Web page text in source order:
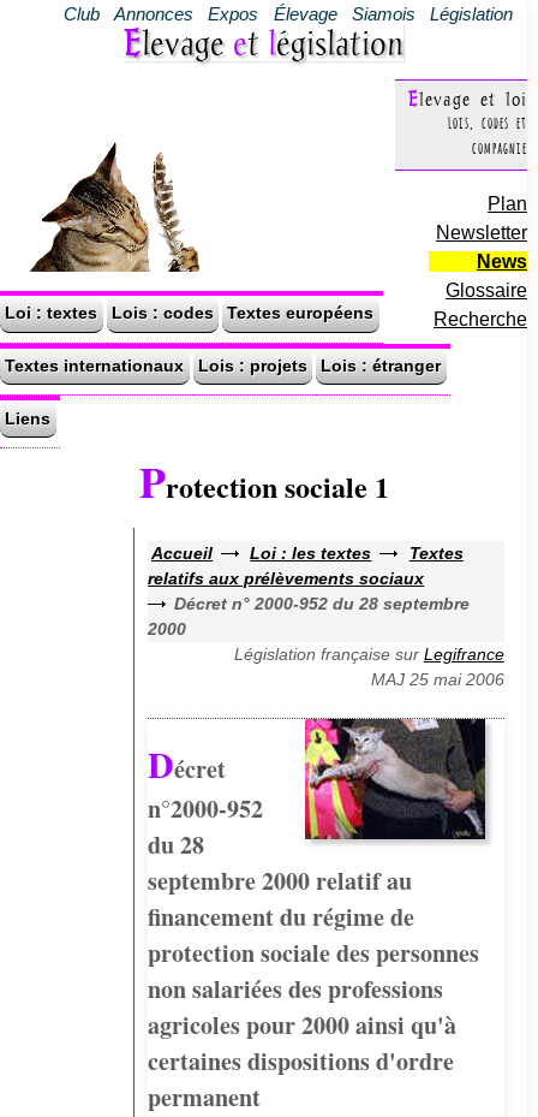
Club Annonces Expos Élevage Siamois Législation
Elevage et législation
Elevage et loi
Lois, codes et
compagnie
Plan
Newsletter
News
Glossaire
Recherche
Loi : textes Lois : codes Textes européens
Textes internationaux Lois : projets Lois : étranger
Liens
Protection sociale 1
Accueil Loi : les textes
Textes
relatifs aux prélèvements sociaux
Décret n° 2000-952 du 28 septembre
2000
Législation française sur Legifrance
MAJ 25 mai 2006
Décret
n°2000-952
du 28
septembre 2000 relatif au
financement du régime de
protection sociale des personnes
non salariées des professions
agricoles pour 2000 ainsi qu'à
certaines dispositions d'ordre
permanent